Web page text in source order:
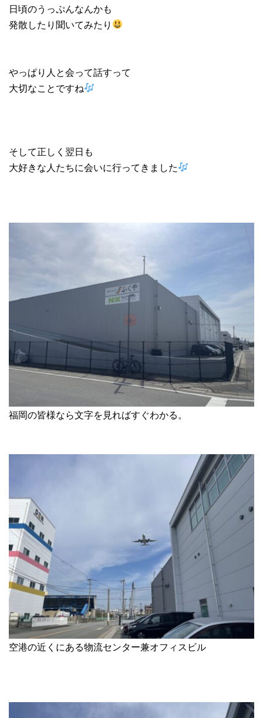
日頃のうっぷんなんかも
発散したり聞いてみたり
やっぱり人と会って話すって
大切なことですね
そして正しく翌日も
大好きな人たちに会いに行ってきました
福岡の皆様なら文字を見ればすぐわかる。
空港の近くにある物流センター兼オフィスビル